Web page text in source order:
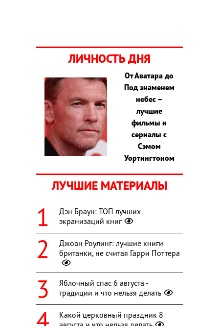
ЛИЧНОСТЬ ДНЯ
От Аватара до
Под знаменем
небес –
лучшие
фильмы и
сериалы с
Сэмом
Уортингтоном
ЛУЧШИЕ МАТЕРИАЛЫ
Дэн Браун: ТОП лучших
экранизаций книг
Джоан Роулинг: лучшие книги
британки, не считая Гарри Поттера
Яблочный спас 6 августа -
традиции и что нельзя делать
Какой церковный праздник 8